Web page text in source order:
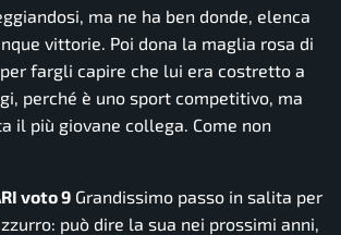
ma ne ha ben donde, elenca
vittorie. Poi dona la maglia rosa di
fargli capire che lui era costretto a
perché è uno sport competitivo, ma
il più giovane collega. Come non
voto 9 Grandissimo passo in salita per
può dire la sua nei prossimi anni,